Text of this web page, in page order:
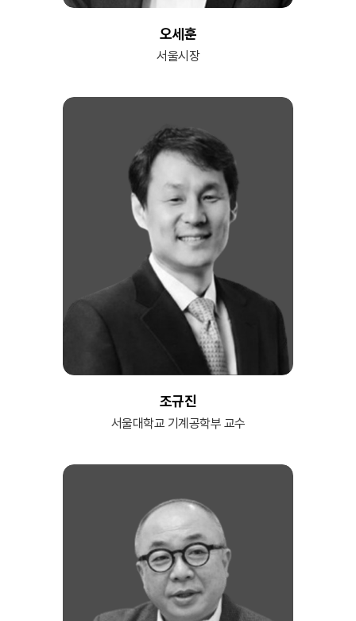
오세훈
서울시장
조규진
서울대학교 기계공학부 교수